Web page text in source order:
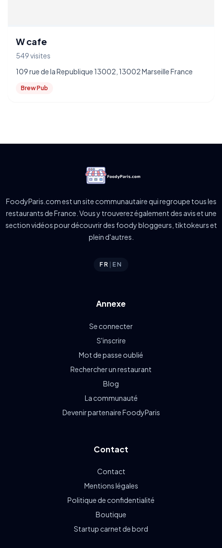
W cafe
549 visites
109 rue de la Republique 13002, 13002 Marseille France
Brew Pub
FoodyParis.com est un site communautaire qui regroupe tous les
restaurants de France. Vous y trouverez également des avis et une
section vidéos pour découvrir des foody bloggeurs, tiktokeurs et
plein d'autres.
FR |EN
Annexe
Se connecter
S'inscrire
Mot de passe oublié
Rechercher un restaurant
Blog
La communauté
Devenir partenaire FoodyParis
Contact
Contact
Mentions légales
Politique de confidentialité
Boutique
Startup carnet de bord